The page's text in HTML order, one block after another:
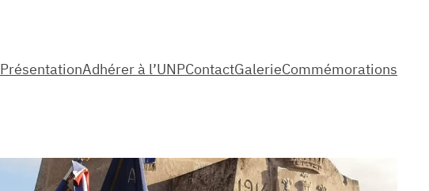
PrésentationAdhérer à l’UNPContactGalerieCommémorations